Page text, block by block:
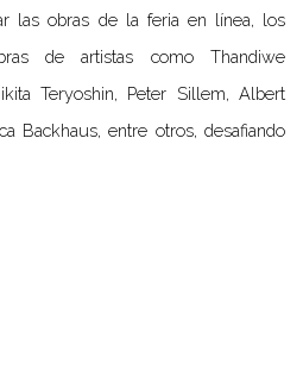
las obras de la feria en línea, los
de artistas como Thandiwe
Teryoshin, Peter Sillem,Albert
Backhaus, entre otros, desafiando